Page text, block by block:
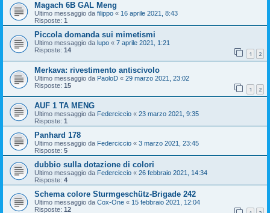
Magach 6B GAL Meng
Ultimo messaggio da filippo « 16 aprile 2021, 8:43
Risposte: 1
Piccola domanda sui mimetismi
Ultimo messaggio da lupo « 7 aprile 2021, 1:21
Risposte: 14 1 2
Merkava: rivestimento antiscivolo
Ultimo messaggio da PaoloD « 29 marzo 2021, 23:02
Risposte: 15 1 2
AUF 1 TA MENG
Ultimo messaggio da Federciccio « 23 marzo 2021, 9:35
Risposte: 1
Panhard 178
Ultimo messaggio da Federciccio « 3 marzo 2021, 23:45
Risposte: 5
dubbio sulla dotazione di colori
Ultimo messaggio da Federciccio « 26 febbraio 2021, 14:34
Risposte: 4
Schema colore Sturmgeschütz-Brigade 242
Ultimo messaggio da Cox-One « 15 febbraio 2021, 12:04
Risposte: 12